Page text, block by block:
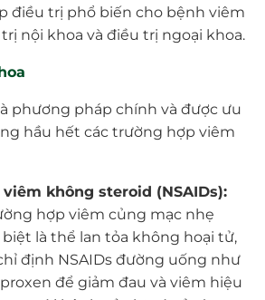
điều trị phổ biến cho bệnh viêm
nội khoa và điều trị ngoại khoa.
phương pháp chính và được ưu
hầu hết các trường hợp viêm
không steroid (NSAIDs):
hợp viêm củng mạc nhẹ
biệt là thể lan tỏa không hoại tử,
định NSAIDs đường uống như
để giảm đau và viêm hiệu